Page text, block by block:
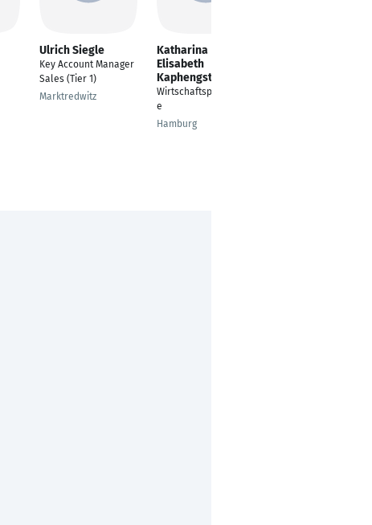
Ulrich Siegle
Key Account Manager
Sales (Tier 1)
Marktredwitz
Katharina
Elisabeth
Kaphengst
Wirtschaftspsychologi
e
Hamburg